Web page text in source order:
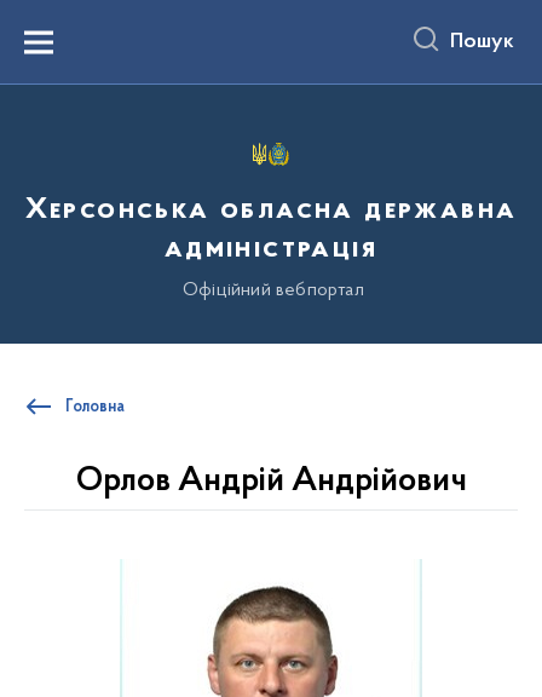
вмістуMenu Пошук
Херсонська обласна державна
адміністрація
Офіційний вебпортал
Головна
Орлов Андрій Андрійович